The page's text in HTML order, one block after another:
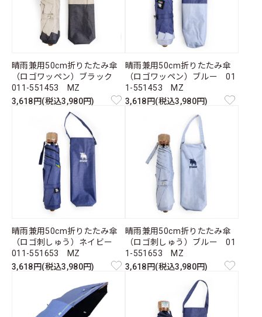
晴雨兼用50cm折りたたみ傘
（ロゴワッペン）ブラック
011-551453 MZ
3,618円(税込3,980円)
晴雨兼用50cm折りたたみ傘
（ロゴワッペン）ブルー 01
1-551453 MZ
3,618円(税込3,980円)
晴雨兼用50cm折りたたみ傘
（ロゴ刺しゅう）ネイビー
011-551653 MZ
3,618円(税込3,980円)
晴雨兼用50cm折りたたみ傘
（ロゴ刺しゅう）ブルー 01
1-551653 MZ
3,618円(税込3,980円)